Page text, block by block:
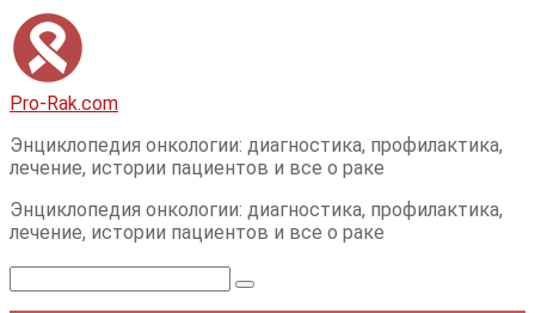
Перейти
к
контенту
Pro-Rak.com
Энциклопедия онкологии: диагностика, профилактика,
лечение, истории пациентов и все о раке
Энциклопедия онкологии: диагностика, профилактика,
лечение, истории пациентов и все о раке
Поиск: